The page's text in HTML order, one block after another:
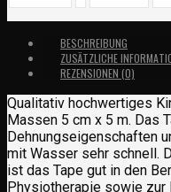
BESCHREIBUNG
ZUSÄTZLICHE
REZENSIONEN (0)
Qualitativ hochwertiges
Massen 5 cm x 5 m. Das
Dehnungseigenschaften
mit Wasser sehr schnell.
ist das Tape gut in den
Physiotherapie sowie zur